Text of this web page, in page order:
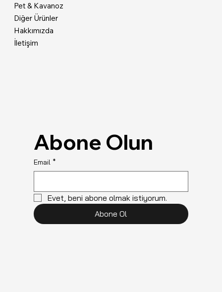
Pet & Kavanoz
Diğer Ürünler
Hakkımızda
İletişim
Abone Olun
Email *
Evet, beni abone olmak istiyorum.
Abone Ol